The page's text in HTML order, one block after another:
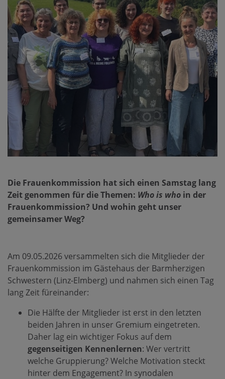
Die Frauenkommission hat sich einen Samstag lang
Zeit genommen für die Themen: Who is who in der
Frauenkommission? Und wohin geht unser
gemeinsamer Weg?
Am 09.05.2026 versammelten sich die Mitglieder der
Frauenkommission im Gästehaus der Barmherzigen
Schwestern (Linz-Elmberg) und nahmen sich einen Tag
lang Zeit füreinander:
Die Hälfte der Mitglieder ist erst in den letzten
beiden Jahren in unser Gremium eingetreten.
Daher lag ein wichtiger Fokus auf dem
gegenseitigen Kennenlernen: Wer vertritt
welche Gruppierung? Welche Motivation steckt
hinter dem Engagement? In synodalen